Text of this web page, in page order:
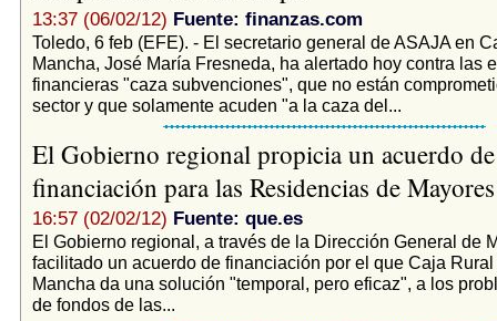
13:37 (06/02/12) Fuente: finanzas.com
Toledo, 6 feb (EFE). - El secretario general de ASAJA en
Mancha, José María Fresneda, ha alertado hoy contra las
financieras "caza subvenciones", que no están
sector y que solamente acuden "a la caza del...
El Gobierno regional propicia un acuerdo de
financiación para las Residencias de
16:57 (02/02/12) Fuente: que.es
El Gobierno regional, a través de la Dirección General de
facilitado un acuerdo de financiación por el que Caja
Mancha da una solución "temporal, pero eficaz", a los
de fondos de las...